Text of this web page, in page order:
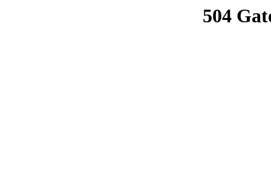
504